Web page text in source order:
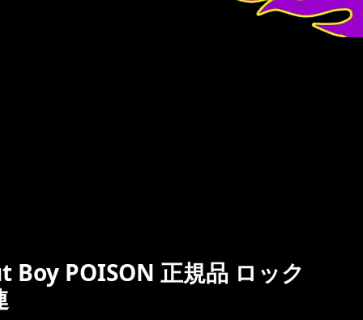
Boy POISON 正規品 ロック